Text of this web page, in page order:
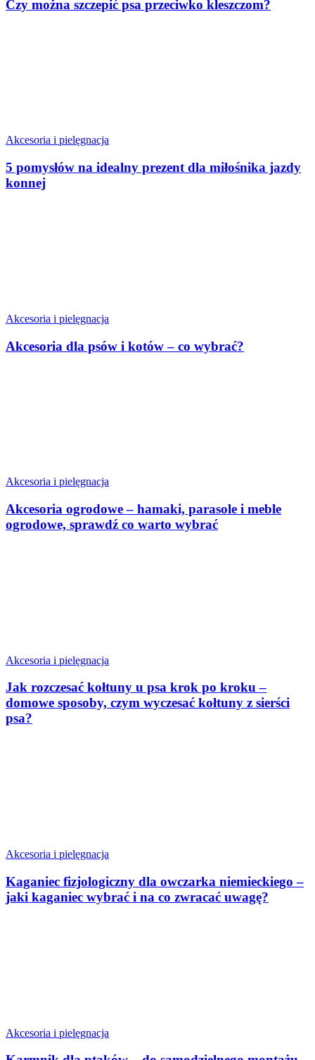
Czy można szczepić psa przeciwko kleszczom?
Akcesoria i pielęgnacja
5 pomysłów na idealny prezent dla miłośnika jazdy
konnej
Akcesoria i pielęgnacja
Akcesoria dla psów i kotów – co wybrać?
Akcesoria i pielęgnacja
Akcesoria ogrodowe – hamaki, parasole i meble
ogrodowe, sprawdź co warto wybrać
Akcesoria i pielęgnacja
Jak rozczesać kołtuny u psa krok po kroku –
domowe sposoby, czym wyczesać kołtuny z sierści
psa?
Akcesoria i pielęgnacja
Kaganiec fizjologiczny dla owczarka niemieckiego –
jaki kaganiec wybrać i na co zwracać uwagę?
Akcesoria i pielęgnacja